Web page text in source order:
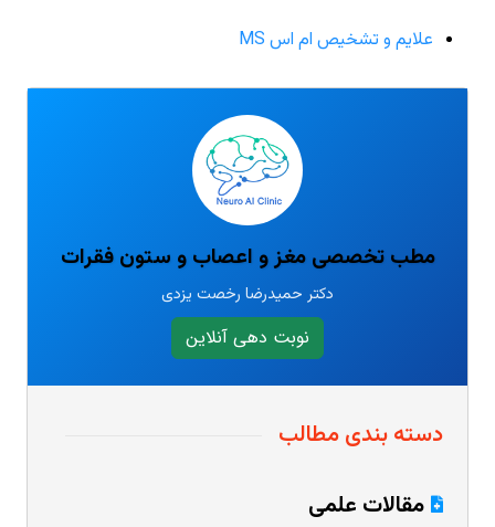
علایم و تشخیص ام اس MS
مطب تخصصی مغز و اعصاب و ستون فقرات
دکتر حمیدرضا رخصت یزدی
نوبت دهی آنلاین
دسته بندی مطالب
مقالات علمی